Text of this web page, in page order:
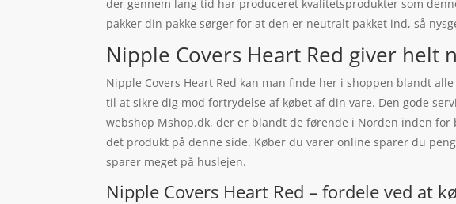
der gennem lang tid har produceret kvalitetsprodukter som
pakker din pakke sørger for at den er neutralt pakket ind, så
Nipple Covers Heart Red giver helt
Nipple Covers Heart Red kan man finde her i shoppen blandt
til at sikre dig mod fortrydelse af købet af din vare. Den gode
webshop Mshop.dk, der er blandt de førende i Norden inden
det produkt på denne side. Køber du varer online sparer du
sparer meget på huslejen.
Nipple Covers Heart Red – fordele ved at